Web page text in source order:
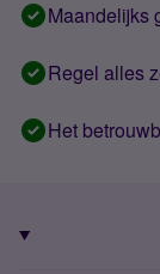
Maandelijks
Regel alles
Het